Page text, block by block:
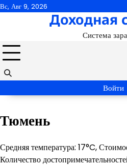
Перейти
Вс, Авг 9, 2026
Доходная
Система
Войти
Тюмень
Средняя температура: 17°C,
Количество